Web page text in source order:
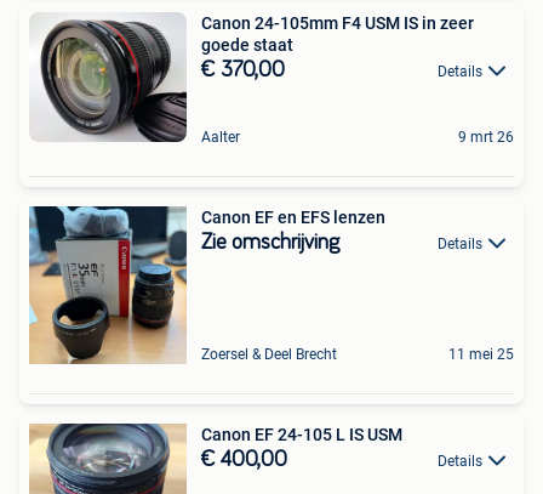
Canon 24-105mm F4 USM IS in zeer
goede staat
€ 370,00 Details
Aalter 9 mrt 26
Canon EF en EFS lenzen
Zie omschrijving Details
Zoersel & Deel Brecht 11 mei 25
Canon EF 24-105 L IS USM
€ 400,00 Details